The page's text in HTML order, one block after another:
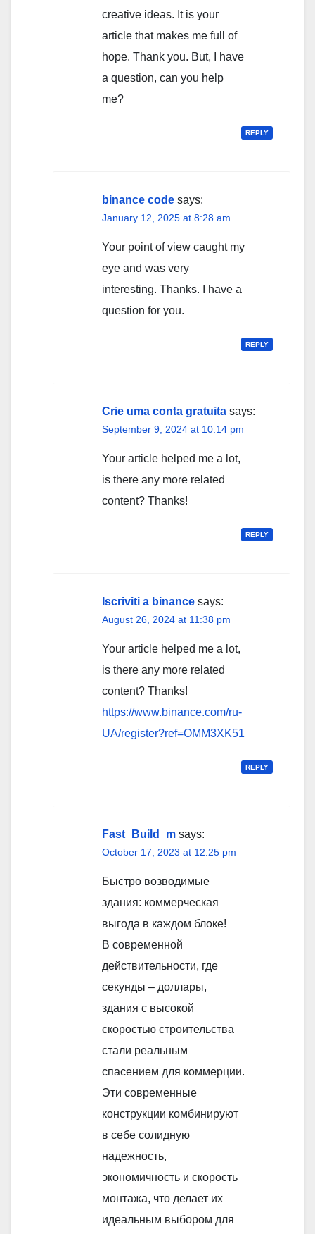
creative ideas. It is your
article that makes me full of
hope. Thank you. But, I have
a question, can you help
me?
REPLY
binance code says:
January 12, 2025 at 8:28 am
Your point of view caught my
eye and was very
interesting. Thanks. I have a
question for you.
REPLY
Crie uma conta gratuita says:
September 9, 2024 at 10:14 pm
Your article helped me a lot,
is there any more related
content? Thanks!
REPLY
Iscriviti a binance says:
August 26, 2024 at 11:38 pm
Your article helped me a lot,
is there any more related
content? Thanks!
https://www.binance.com/ru-
UA/register?ref=OMM3XK51
REPLY
Fast_Build_m says:
October 17, 2023 at 12:25 pm
Быстро возводимые
здания: коммерческая
выгода в каждом блоке!
В современной
действительности, где
секунды – доллары,
здания с высокой
скоростью строительства
стали реальным
спасением для коммерции.
Эти современные
конструкции комбинируют
в себе солидную
надежность,
экономичность и скорость
монтажа, что делает их
идеальным выбором для